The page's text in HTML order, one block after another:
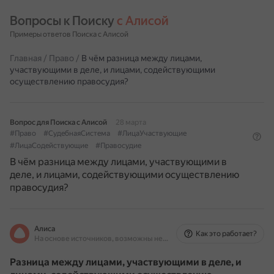
Вопросы к Поиску с Алисой
Примеры ответов Поиска с Алисой
Главная / Право / В чём разница между лицами,
участвующими в деле, и лицами, содействующими
осуществлению правосудия?
Вопрос для Поиска с Алисой
28 марта
#Право
#СудебнаяСистема
#ЛицаУчаствующие
#ЛицаСодействующие
#Правосудие
В чём разница между лицами, участвующими в
деле, и лицами, содействующими осуществлению
правосудия?
Алиса
На основе источников, возможны неточности
Как это работает?
Разница между лицами, участвующими в деле, и